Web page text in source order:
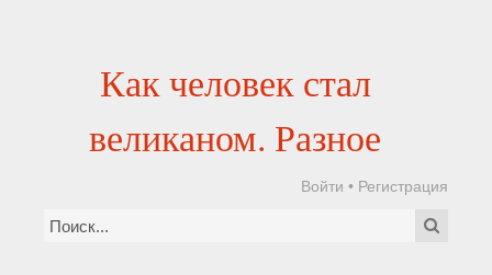
Как человек стал
великаном. Разное
Войти • Регистрация